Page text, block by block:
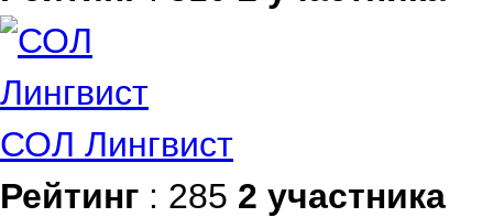
СОЛ Лингвист
Рейтинг : 285 2 участника